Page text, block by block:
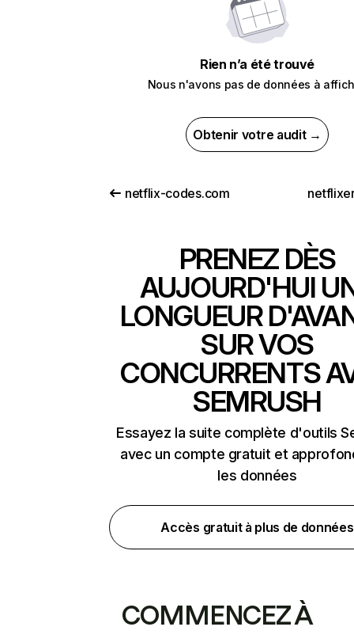
Rien n’a été trouvé
Nous n'avons pas de données à
Obtenir votre audit →
netflix-codes.com
PRENEZ DÈS
AUJOURD'HUI
LONGUEUR
SUR VOS
CONCURRENTS
SEMRUSH
Essayez la suite complète d'outils
avec un compte gratuit et
les données
Accès gratuit à plus de données
COMMENCEZ À